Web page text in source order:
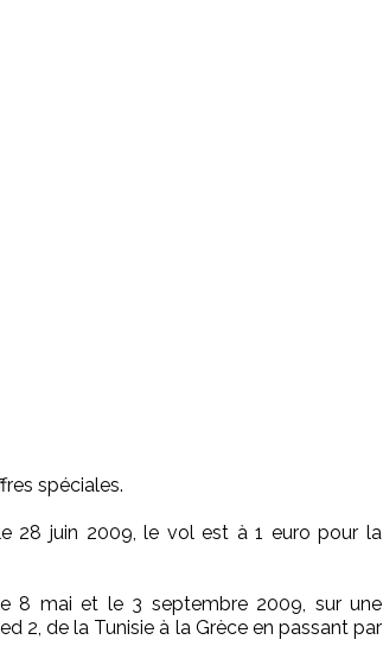
spéciales.
28 juin 2009, le vol est à 1 euro pour la
8 mai et le 3 septembre 2009, sur une
2, de la Tunisie à la Grèce en passant par